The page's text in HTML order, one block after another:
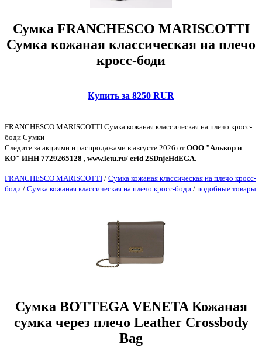
Сумка FRANCHESCO MARISCOTTI
Сумка кожаная классическая на плечо
кросс-боди
Купить за 8250 RUR
FRANCHESCO MARISCOTTI Сумка кожаная классическая на плечо кросс-
боди Сумки
Следите за акциями и распродажами в августе 2026 от ООО "Алькор и
КО" ИНН 7729265128 , www.letu.ru/ erid 2SDnjeHdEGA.
FRANCHESCO MARISCOTTI / Сумка кожаная классическая на плечо кросс-
боди / Сумка кожаная классическая на плечо кросс-боди / подобные товары
Сумка BOTTEGA VENETA Кожаная
сумка через плечо Leather Crossbody
Bag